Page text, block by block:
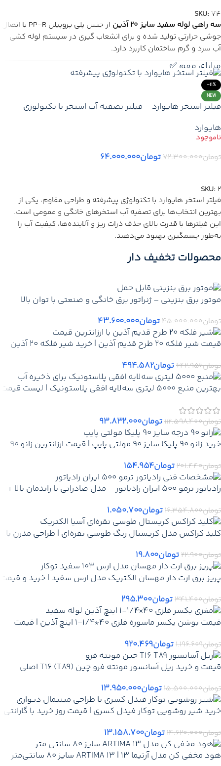
🔥 تخفیف ویژه تعداد محدود
🚚ارسال ایمن بهسراسر ایران
بروز رسانی 17 جولای ۲۰۲۶
SKU: 74
سه راهی لوله سفید سایز 20 آذین
از جنس پلی پروپیلن PP-R با اتصال
جوشی حرارتی تولید شده و برای انشعاب گیری در سیستم لوله کشی
آب سرد و گرم ساختمان کاربرد دارد.
مزایای مهم ✅
ساخته شده از
مناسب
دارای اتصال جوشی حرارتی مطمئن
سازگار با
📞برایقیمت
✅ ارسال سریع + گارانتی
🚚ارسال ایمن
بروز رسانی 17 جولای ۲۰۲۶
-11%
NEW
فیلتر استخر هایوارد – فیلتر تصفیه آب استخر با تکنولوژی
هایوارد
تومان۷۲.۳۰۰.۰۰۰تومان۶۴.۰۰۰.۰۰۰
SKU: 2
فیلتر استخر هایوارد با تکنولوژی پیشرفته و طراحی مقاوم، یکی از
بهترین انتخاب‌ها برای تصفیه آب استخرهای خانگی و عمومی است.
این فیلترها با قدرت بالای حذف ذرات ریز و آلاینده‌ها، کیفیت آب را
به‌طور چشمگیری بهبود می‌دهند.
📞برای قیمت پروژه ایتماس بگیرید
🔥 تخفیف ویژه تعداد محدود
🚚ارسال ایمنبهسراسر ایران
بروز رسانی 14 جولای 2026
محصولات تخفیف دار
موتور برق بنزینی – ژنراتور برق خانگی و صنعتی با توان بالا
تومان۴۵.۰۰۰.۰۰۰تومان۴۳.۶۰۰.۰۰۰
قیمت شیر فلکه 20 طرح قدیم آذین | خرید شیر فلکه 20 آذین
تومان۶۴۲.۹۵۶تومان۴۹۴.۵۸۲
بهترین منبع 5000 لیتری سه‌لایه افقی پلاستونیک | لیست قیمت
تومان۱۱۲.۵۹۸.۴۰۰تومان۹۳.۸۳۲.۰۰۰
خرید زانو 90 پلیکا سایز 90 مولتی پایپ | قیمت ارزانترین زانو 90
تومان۲۰۱.۴۴۰تومان۱۵۴.۹۵۴
رادیاتور ترمو 500 ایران رادیاتور – مدل صادراتی با راندمان بالا +
تومان۱۶.۳۵۴.۸۰۰تومان۱.۰۵۰.۷۰۰
کلید کراکس مدل کریستال رنگ طوسی نقره‌ای | طراحی مدرن با
تومان۲۲.۹۰۰تومان۱۹.۸۰۰
پریز برق ارت دار مهسان الکتریک مدل ارس سفید | خرید و قیمت
تومان۳۴۱.۴۰۰تومان۲۹۵.۳۰۰
قیمت بوشن یکسر ماسوره فلزی 40*1/4-1 اینچ آذین | قیمت
تومان۱.۱۹۶.۶۰۹تومان۹۲۰.۴۶۹
قیمت و خرید ریل آسانسور مونته فرو چین T16 (T89) اصلی
تومان۱۵.۵۰۰.۰۰۰تومان۱۳.۹۵۰.۰۰۰
خرید شیر روشویی توکار فیدل کسری | قیمت روز خرید با گارانتی
تومان۱۴.۶۲۰.۰۰۰تومان۱۳.۱۵۸.۷۰۰
هود مخفی کن مدل آرتیما 13 | ARTIMA 13 سایز 80 سانتی‌متر